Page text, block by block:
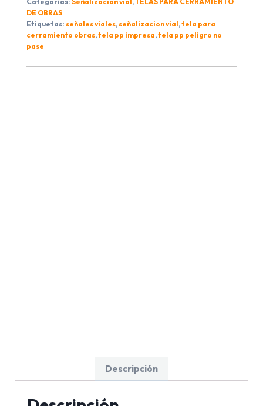
DE OBRAS
Etiquetas: señales viales,señalizacion vial,tela para
cerramiento obras,tela pp impresa,tela pp peligro no
pase
Descripción